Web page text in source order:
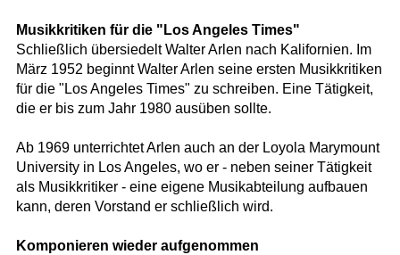
Musikkritiken für die "Los Angeles Times"
Schließlich übersiedelt Walter Arlen nach Kalifornien. Im
März 1952 beginnt Walter Arlen seine ersten Musikkritiken
für die "Los Angeles Times" zu schreiben. Eine Tätigkeit,
die er bis zum Jahr 1980 ausüben sollte.
Ab 1969 unterrichtet Arlen auch an der Loyola Marymount
University in Los Angeles, wo er - neben seiner Tätigkeit
als Musikkritiker - eine eigene Musikabteilung aufbauen
kann, deren Vorstand er schließlich wird.
Komponieren wieder aufgenommen